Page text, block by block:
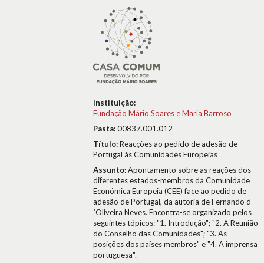
Instituição:
Fundação Mário Soares e Maria Barroso
Pasta:00837.001.012
Título:Reacções ao pedido de adesão de
Portugal às Comunidades Europeias
Assunto:Apontamento sobre as reações dos
diferentes estados-membros da Comunidade
Económica Europeia (CEE) face ao pedido de
adesão de Portugal, da autoria de Fernando d
´Oliveira Neves. Encontra-se organizado pelos
seguintes tópicos: "1. Introdução"; "2. A Reunião
do Conselho das Comunidades"; "3. As
posições dos países membros" e "4. A imprensa
portuguesa".